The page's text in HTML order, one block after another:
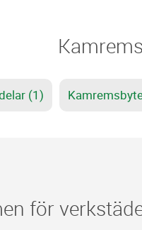
(1)
för